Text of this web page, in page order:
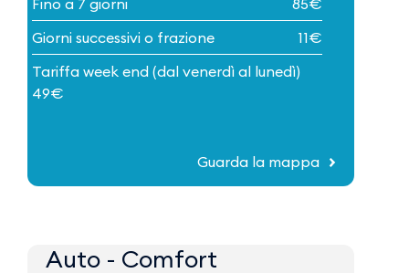
Fino a 7 giorni
85€
Giorni successivi o frazione
11€
Tariffa week end (dal venerdì al lunedì)
49€
Guarda la mappa
Auto - Comfort